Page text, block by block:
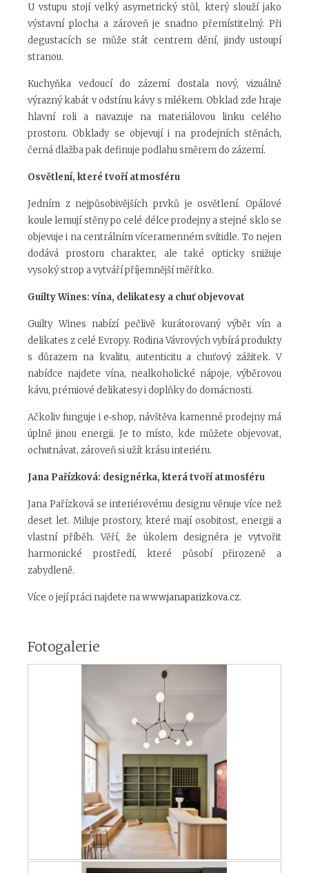
U vstupu stojí velký asymetrický stůl, který slouží jako
výstavní plocha a zároveň je snadno přemístitelný. Při
degustacích se může stát centrem dění, jindy ustoupí
stranou.
Kuchyňka vedoucí do zázemí dostala nový, vizuálně
výrazný kabát v odstínu kávy s mlékem. Obklad zde hraje
hlavní roli a navazuje na materiálovou linku celého
prostoru. Obklady se objevují i na prodejních stěnách,
černá dlažba pak definuje podlahu směrem do zázemí.
Osvětlení, které tvoří atmosféru
Jedním z nejpůsobivějších prvků je osvětlení. Opálové
koule lemují stěny po celé délce prodejny a stejné sklo se
objevuje i na centrálním víceramenném svítidle. To nejen
dodává prostoru charakter, ale také opticky snižuje
vysoký strop a vytváří příjemnější měřítko.
Guilty Wines: vína, delikatesy a chuť objevovat
Guilty Wines nabízí pečlivě kurátorovaný výběr vín a
delikates z celé Evropy. Rodina Vávrových vybírá produkty
s důrazem na kvalitu, autenticitu a chuťový zážitek. V
nabídce najdete vína, nealkoholické nápoje, výběrovou
kávu, prémiové delikatesy i doplňky do domácnosti.
Ačkoliv funguje i e‑shop, návštěva kamenné prodejny má
úplně jinou energii. Je to místo, kde můžete objevovat,
ochutnávat, zároveň si užít krásu interiéru.
Jana Pařízková: designérka, která tvoří atmosféru
Jana Pařízková se interiérovému designu věnuje více než
deset let. Miluje prostory, které mají osobitost, energii a
vlastní příběh. Věří, že úkolem designéra je vytvořit
harmonické prostředí, které působí přirozeně a
zabydleně.
Více o její práci najdete nawww.janaparizkova.cz.
Fotogalerie